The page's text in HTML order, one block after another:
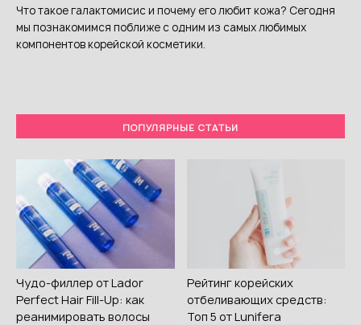
Что такое галактомисис и почему его любит кожа? Сегодня
мы познакомимся поближе с одним из самых любимых
компонентов корейской косметики.
ПОПУЛЯРНЫЕ СТАТЬИ
Чудо-филлер от Lador
Perfect Hair Fill-Up: как
реанимировать волосы
Рейтинг корейских
отбеливающих средств:
Топ 5 от Lunifera